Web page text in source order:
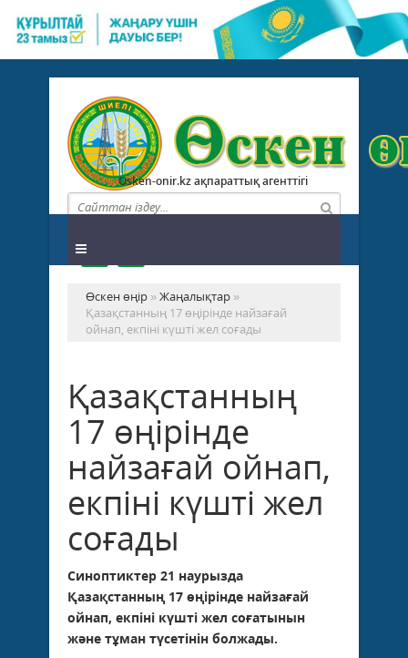
Osken-onir.kz ақпараттық агенттігі
Өскен өңір »Жаңалықтар »
Қазақстанның 17 өңірінде найзағай
ойнап, екпіні күшті жел соғады
Қазақстанның
17 өңірінде
найзағай ойнап,
екпіні күшті жел
соғады
Cиноптиктер 21 наурызда
Қазақстанның 17 өңірінде найзағай
ойнап, екпіні күшті жел соғатынын
және тұман түсетінін болжады.